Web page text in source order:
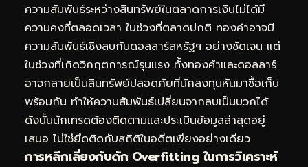
ความสัมพันธ์ระหว่างสินทรัพย์ในตลาดการเงินไม่ได้มี
ความคงที่ตลอดเวลา ในช่วงที่ตลาดปกติ ทองคำอาจมี
ความสัมพันธ์เชิงลบกับดอลลาร์สหรัฐฯ อย่างชัดเจน แต่
ในช่วงที่เกิดวิกฤตการณ์รุนแรง ทั้งทองคำและดอลลาร์
อาจกลายเป็นสินทรัพย์ปลอดภัยที่นักลงทุนหันมาซื้อเก็บ
พร้อมกัน ทำให้ความสัมพันธ์เปลี่ยนจากลบเป็นบวกได้
ดังนั้นนักเทรดต้องติดตามและประเมินข้อมูลล่าสุดอยู่
เสมอ ไม่ใช่ยึดติดกับสถิติในอดีตเพียงอย่างเดียว
การหลีกเลี่ยงกับดัก Overfitting ในการวิเคราะห์